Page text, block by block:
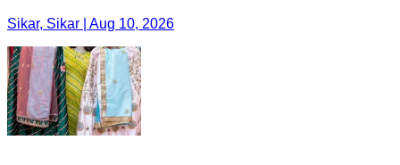
Sikar, Sikar | Aug 10, 2026